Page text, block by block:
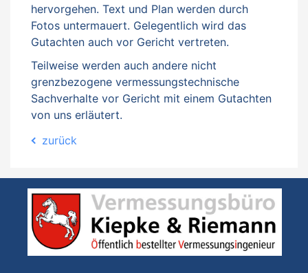
hervorgehen. Text und Plan werden durch
Fotos untermauert. Gelegentlich wird das
Gutachten auch vor Gericht vertreten.
Teilweise werden auch andere nicht
grenzbezogene vermessungstechnische
Sachverhalte vor Gericht mit einem Gutachten
von uns erläutert.
zurück